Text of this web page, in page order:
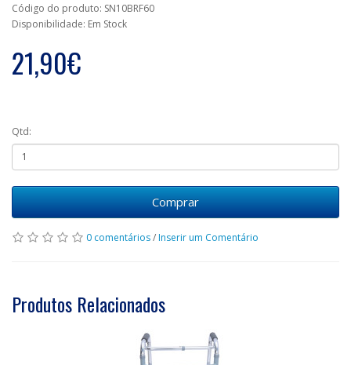
Código do produto: SN10BRF60
Disponibilidade: Em Stock
21,90€
Qtd:
Comprar
0 comentários/Inserir um Comentário
Produtos Relacionados